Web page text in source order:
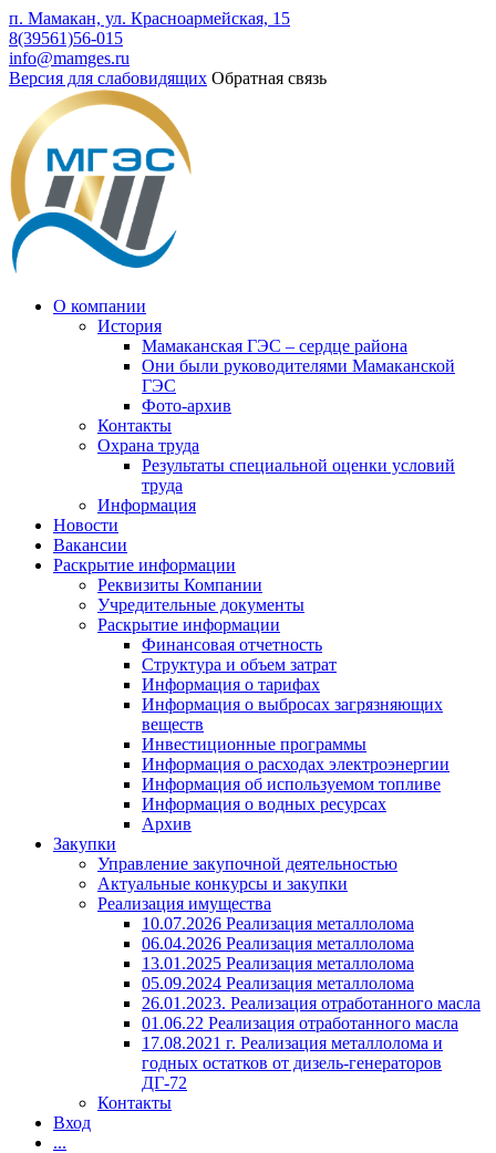
п. Мамакан, ул. Красноармейская, 15
8(39561)56-015
info@mamges.ru
Версия для слабовидящих Обратная связь
О компании
История
Мамаканская ГЭС – сердце района
Они были руководителями Мамаканской
ГЭС
Фото-архив
Контакты
Охрана труда
Результаты специальной оценки условий
труда
Информация
Новости
Вакансии
Раскрытие информации
Реквизиты Компании
Учредительные документы
Раскрытие информации
Финансовая отчетность
Структура и объем затрат
Информация о тарифах
Информация о выбросах загрязняющих
веществ
Инвестиционные программы
Информация о расходах электроэнергии
Информация об используемом топливе
Информация о водных ресурсах
Архив
Закупки
Управление закупочной деятельностью
Актуальные конкурсы и закупки
Реализация имущества
10.07.2026 Реализация металлолома
06.04.2026 Реализация металлолома
13.01.2025 Реализация металлолома
05.09.2024 Реализация металлолома
26.01.2023. Реализация отработанного масла
01.06.22 Реализация отработанного масла
17.08.2021 г. Реализация металлолома и
годных остатков от дизель-генераторов
ДГ-72
Контакты
Вход
...